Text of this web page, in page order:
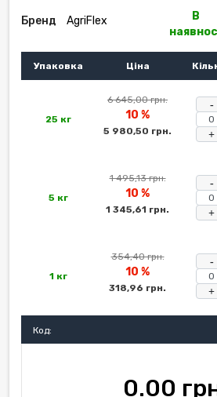
Бренд AgriFlex
В
Упаковка Ціна
25 кг
6 645,00 грн.
10 %
5 980,50 грн. +
5 кг
1 495,13 грн.
10 %
1 345,61 грн. +
1 кг
354,40 грн.
10 %
318,96 грн. +
Код:
0.00